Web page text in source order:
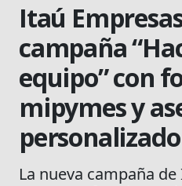
Itaú
campaña
equipo” con
mipymes y
personalizado
La nueva campaña